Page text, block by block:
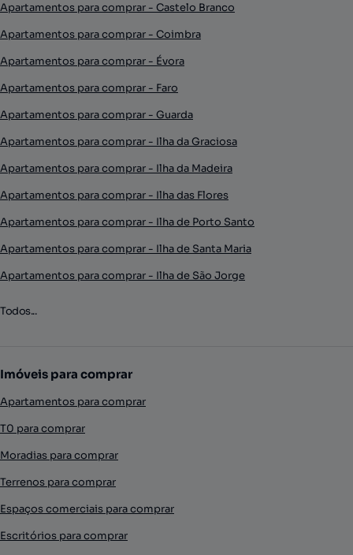
Apartamentos para comprar - Castelo Branco
Apartamentos para comprar - Coimbra
Apartamentos para comprar - Évora
Apartamentos para comprar - Faro
Apartamentos para comprar - Guarda
Apartamentos para comprar - Ilha da Graciosa
Apartamentos para comprar - Ilha da Madeira
Apartamentos para comprar - Ilha das Flores
Apartamentos para comprar - Ilha de Porto Santo
Apartamentos para comprar - Ilha de Santa Maria
Apartamentos para comprar - Ilha de São Jorge
Todos...
Imóveis para comprar
Apartamentos para comprar
T0 para comprar
Moradias para comprar
Terrenos para comprar
Espaços comerciais para comprar
Escritórios para comprar